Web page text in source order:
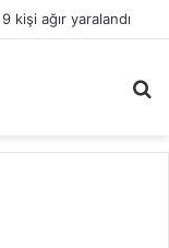
kişi ağır yaralandı
...